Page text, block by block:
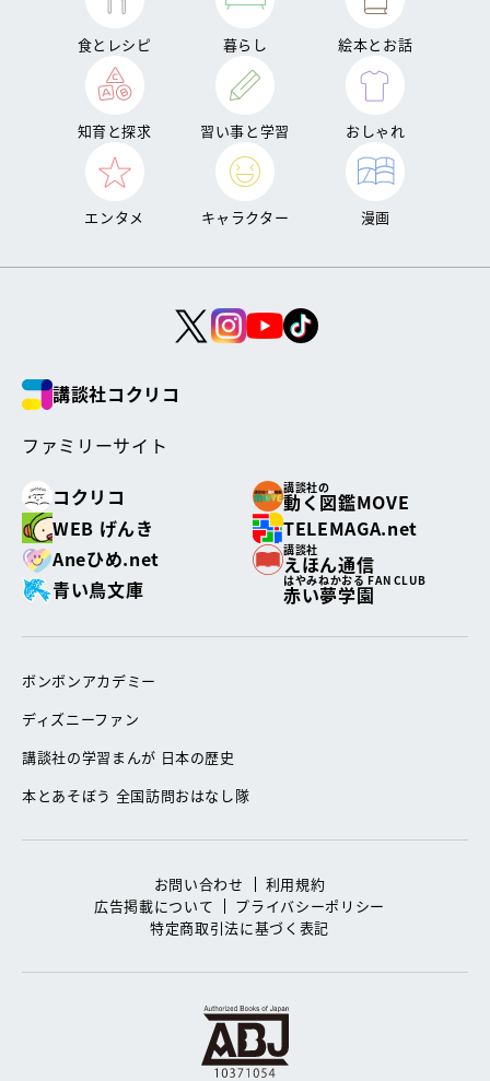
食とレシピ 暮らし 絵本とお話
知育と探求 習い事と学習 おしゃれ
エンタメ キャラクター 漫画
講談社コクリコ
ファミリーサイト
コクリコ
講談社の
動く図鑑MOVE
WEB げんき
TELEMAGA.net
Aneひめ.net
講談社
えほん通信
青い鳥文庫
はやみねかおる FAN CLUB
赤い夢学園
ボンボンアカデミー
ディズニーファン
講談社の学習まんが 日本の歴史
本とあそぼう 全国訪問おはなし隊
お問い合わせ
利用規約
広告掲載について
プライバシーポリシー
特定商取引法に基づく表記